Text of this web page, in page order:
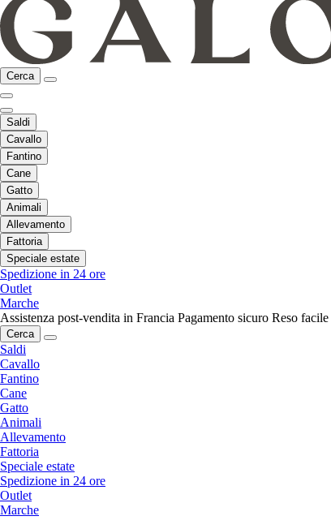
Cerca
Saldi
Cavallo
Fantino
Cane
Gatto
Animali
Allevamento
Fattoria
Speciale estate
Spedizione in 24 ore
Outlet
Marche
Assistenza post-vendita in Francia Pagamento sicuro Reso facile
Cerca
Saldi
Cavallo
Fantino
Cane
Gatto
Animali
Allevamento
Fattoria
Speciale estate
Spedizione in 24 ore
Outlet
Marche